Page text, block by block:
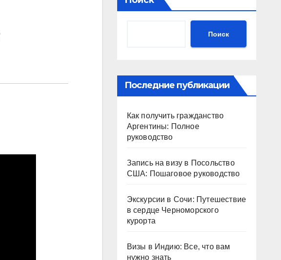
Поиск
Последние публикации
Как получить гражданство
Аргентины: Полное
руководство
Запись на визу в Посольство
США: Пошаговое руководство
Экскурсии в Сочи: Путешествие
в сердце Черноморского
курорта
Визы в Индию: Все, что вам
нужно знать